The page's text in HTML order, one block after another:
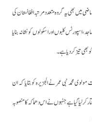
میں بھی یہ گروہ متعدد مرتبہ افغانستان کی
کلبوں اورا سکولوں کو نشانہ بنایا
تیز کر دیا ہے۔
محمد نبی عمر نے الجزیرہ کو بتایا کہ ان
گرفتارکرلیا گیا ہے جنہوں نے اس دھماکہ کا منصوبہ